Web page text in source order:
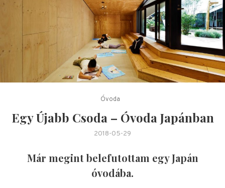
Óvoda
Egy Újabb Csoda – Óvoda Japánban
2018-05-29
Már megint belefutottam egy Japán
óvodába.